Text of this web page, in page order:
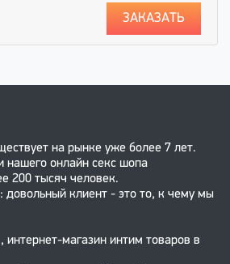
ЗАКАЗАТЬ
на рынке уже более 7 лет.
нашего онлайн секс шопа
200 тысяч человек.
клиент - это то, к чему мы
интернет-магазин интим товаров в